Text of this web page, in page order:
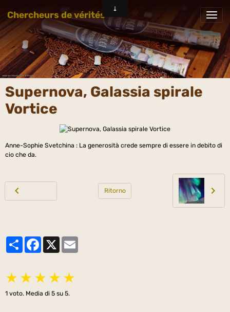
Chercheurs de vérités
Supernova, Galassia spirale
Vortice
Anne-Sophie Svetchina : La generosità crede sempre di essere in debito di
cio che da.
Ritorno
PartagerFacebook
★ ★ ★ ★ ★
1 voto. Media di 5 su 5.